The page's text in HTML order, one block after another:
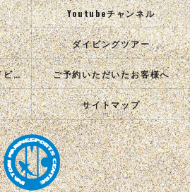
Youtubeチャンネル
ダイビングツアー
【求人募集】スキューバダイビングインストラクターを目指す正社員を募集中！ ご予約いただいたお客様へ
サイトマップ